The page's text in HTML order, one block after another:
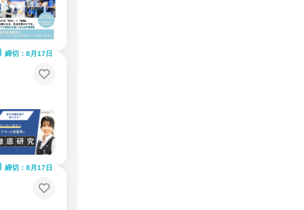
締切：8月17日
締切：8月17日